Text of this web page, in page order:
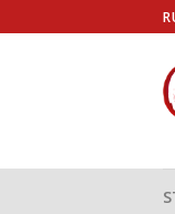
to